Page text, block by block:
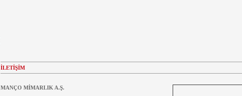
İLETİŞİM
MANÇO MİMARLIK A.Ş.